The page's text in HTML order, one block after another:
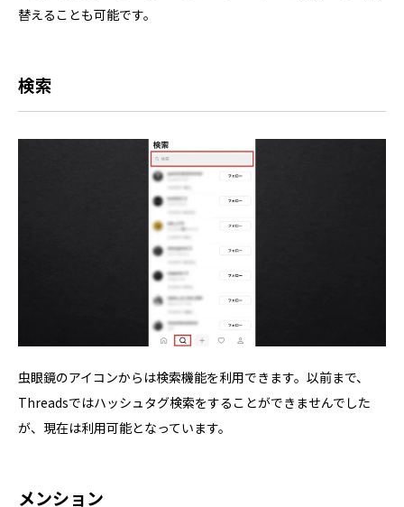
替えることも可能です。
検索
虫眼鏡のアイコンからは検索機能を利用できます。以前まで、
Threadsではハッシュタグ検索をすることができませんでした
が、現在は利用可能となっています。
メンション